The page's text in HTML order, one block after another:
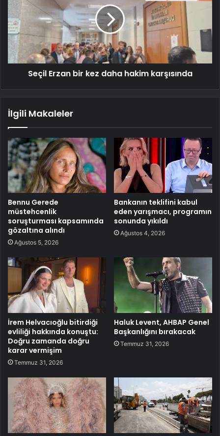
Seçil Erzan bir kez daha hakim karşısında
İlgili Makaleler
Bennu Gerede
müstehcenlik
soruşturması kapsamında
gözaltına alındı
Ağustos 5, 2026
Bankanın teklifini kabul
eden yarışmacı, programın
sonunda yıkıldı
Ağustos 4, 2026
İrem Helvacıoğlu bitirdiği
evliliği hakkında konuştu:
Doğru zamanda doğru
karar vermişim
Temmuz 31, 2026
Haluk Levent, AHBAP Genel
Başkanlığını bırakacak
Temmuz 31, 2026